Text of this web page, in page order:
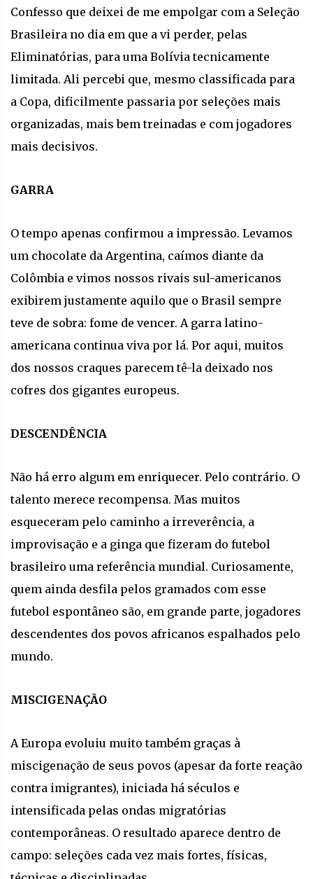
Confesso que deixei de me empolgar com a Seleção
Brasileira no dia em que a vi perder, pelas
Eliminatórias, para uma Bolívia tecnicamente
limitada. Ali percebi que, mesmo classificada para
a Copa, dificilmente passaria por seleções mais
organizadas, mais bem treinadas e com jogadores
mais decisivos.
GARRA
O tempo apenas confirmou a impressão. Levamos
um chocolate da Argentina, caímos diante da
Colômbia e vimos nossos rivais sul-americanos
exibirem justamente aquilo que o Brasil sempre
teve de sobra: fome de vencer. A garra latino-
americana continua viva por lá. Por aqui, muitos
dos nossos craques parecem tê-la deixado nos
cofres dos gigantes europeus.
DESCENDÊNCIA
Não há erro algum em enriquecer. Pelo contrário. O
talento merece recompensa. Mas muitos
esqueceram pelo caminho a irreverência, a
improvisação e a ginga que fizeram do futebol
brasileiro uma referência mundial. Curiosamente,
quem ainda desfila pelos gramados com esse
futebol espontâneo são, em grande parte, jogadores
descendentes dos povos africanos espalhados pelo
mundo.
MISCIGENAÇÃO
A Europa evoluiu muito também graças à
miscigenação de seus povos (apesar da forte reação
contra imigrantes), iniciada há séculos e
intensificada pelas ondas migratórias
contemporâneas. O resultado aparece dentro de
campo: seleções cada vez mais fortes, físicas,